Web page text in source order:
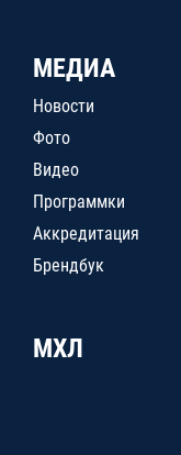
МЕДИА
Новости
Фото
Видео
Программки
Аккредитация
Брендбук
МХЛ